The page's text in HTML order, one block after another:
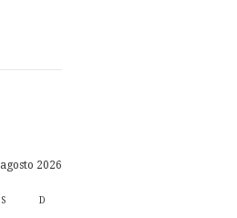
agosto 2026
S D